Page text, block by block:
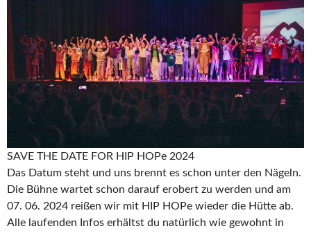
SAVE THE DATE FOR HIP HOPe 2024
Das Datum steht und uns brennt es schon unter den Nägeln.
Die Bühne wartet schon darauf erobert zu werden und am
07. 06. 2024 reißen wir mit HIP HOPe wieder die Hütte ab.
Alle laufenden Infos erhältst du natürlich wie gewohnt in